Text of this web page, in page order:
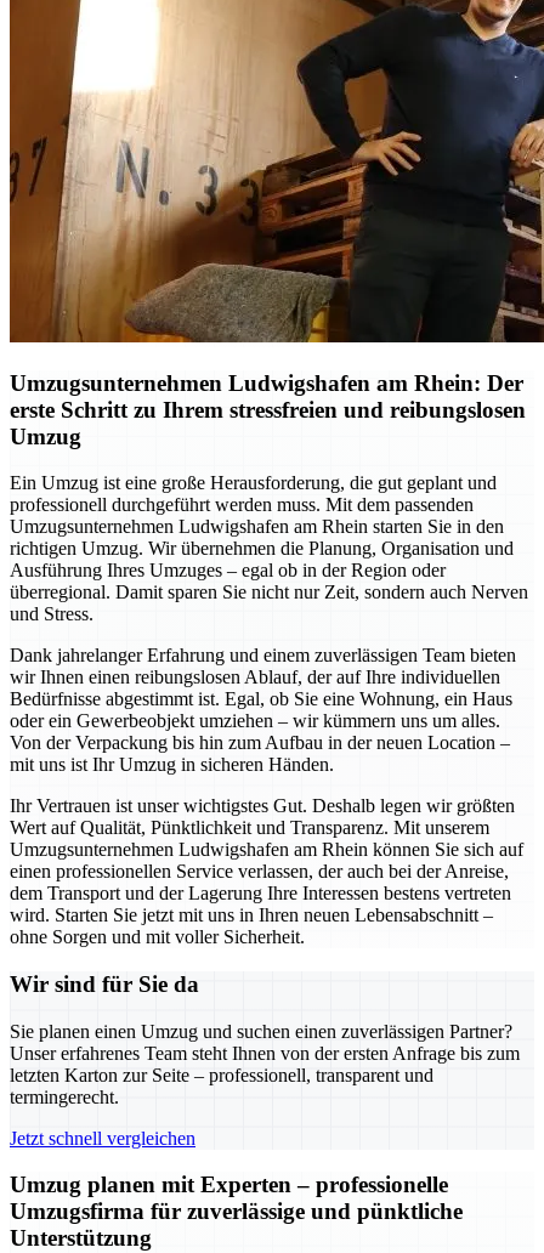
Umzugsunternehmen Ludwigshafen am Rhein: Der
erste Schritt zu Ihrem stressfreien und reibungslosen
Umzug
Ein Umzug ist eine große Herausforderung, die gut geplant und
professionell durchgeführt werden muss. Mit dem passenden
Umzugsunternehmen Ludwigshafen am Rhein starten Sie in den
richtigen Umzug. Wir übernehmen die Planung, Organisation und
Ausführung Ihres Umzuges – egal ob in der Region oder
überregional. Damit sparen Sie nicht nur Zeit, sondern auch Nerven
und Stress.
Dank jahrelanger Erfahrung und einem zuverlässigen Team bieten
wir Ihnen einen reibungslosen Ablauf, der auf Ihre individuellen
Bedürfnisse abgestimmt ist. Egal, ob Sie eine Wohnung, ein Haus
oder ein Gewerbeobjekt umziehen – wir kümmern uns um alles.
Von der Verpackung bis hin zum Aufbau in der neuen Location –
mit uns ist Ihr Umzug in sicheren Händen.
Ihr Vertrauen ist unser wichtigstes Gut. Deshalb legen wir größten
Wert auf Qualität, Pünktlichkeit und Transparenz. Mit unserem
Umzugsunternehmen Ludwigshafen am Rhein können Sie sich auf
einen professionellen Service verlassen, der auch bei der Anreise,
dem Transport und der Lagerung Ihre Interessen bestens vertreten
wird. Starten Sie jetzt mit uns in Ihren neuen Lebensabschnitt –
ohne Sorgen und mit voller Sicherheit.
Wir sind für Sie da
Sie planen einen Umzug und suchen einen zuverlässigen Partner?
Unser erfahrenes Team steht Ihnen von der ersten Anfrage bis zum
letzten Karton zur Seite – professionell, transparent und
termingerecht.
Jetzt schnell vergleichen
Umzug planen mit Experten – professionelle
Umzugsfirma für zuverlässige und pünktliche
Unterstützung